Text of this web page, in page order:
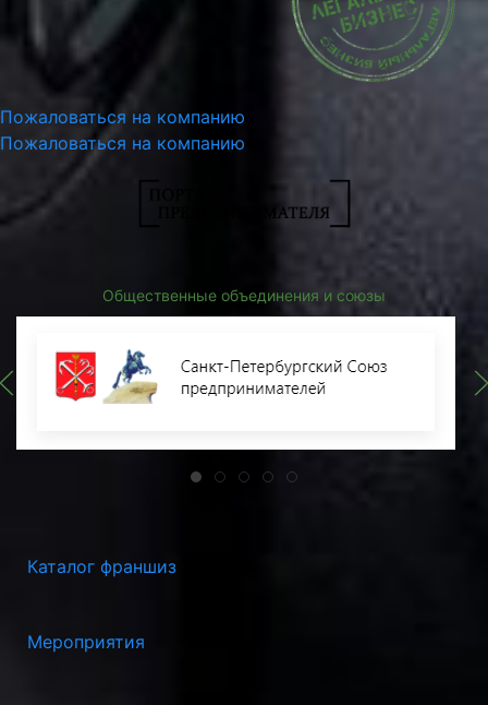
Пожаловаться на компанию
Пожаловаться на компанию
Общественные объединения и союзы
Каталог франшиз
Мероприятия